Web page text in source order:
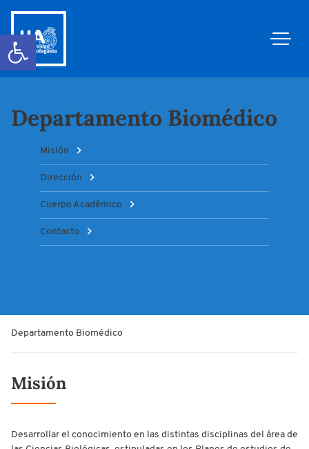
Abrir barra de herramientas
Departamento Biomédico
Misión
Dirección
Cuerpo Académico
Contacto
Departamento Biomédico
Misión
Desarrollar el conocimiento en las distintas disciplinas del área de